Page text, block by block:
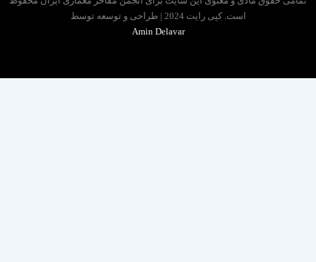
است. کپی رایت 2024 | طراحی و توسعه توسط
Amin Delavar